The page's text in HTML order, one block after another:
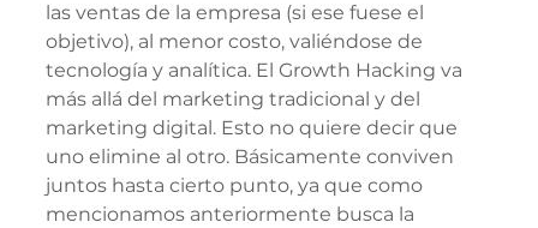
las ventas de la empresa (si ese fuese el
objetivo), al menor costo, valiéndose de
tecnología y analítica. El Growth Hacking va
más allá del marketing tradicional y del
marketing digital. Esto no quiere decir que
uno elimine al otro. Básicamente conviven
juntos hasta cierto punto, ya que como
mencionamos anteriormente busca la